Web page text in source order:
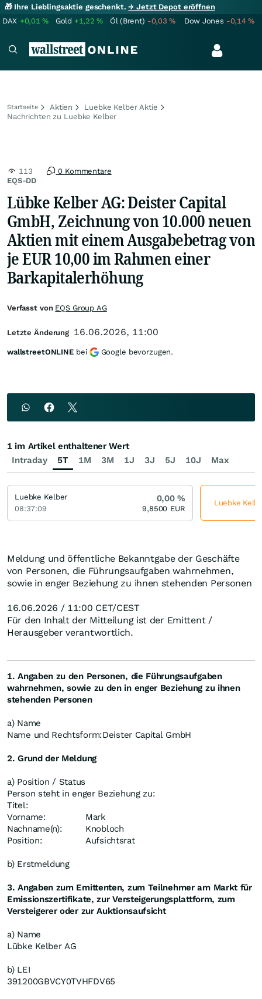
🎁 Ihre Lieblingsaktie geschenkt.→ Jetzt Depot eröffnen
DAX +0,01% Gold +1,22% Öl (Brent) -0,03% Dow Jones -0,14%
Startseite Aktien
Luebke Kelber Aktie
Nachrichten zu Luebke Kelber
EQS-DD
113 0 Kommentare
Lübke Kelber AG: Deister Capital
GmbH, Zeichnung von 10.000 neuen
Aktien mit einem Ausgabebetrag von
je EUR 10,00 im Rahmen einer
Barkapitalerhöhung
Meldung und öffentliche Bekanntgabe der Geschäfte
von Personen, die Führungsaufgaben wahrnehmen,
sowie in enger Beziehung zu ihnen stehenden Personen
16.06.2026 / 11:00 CET/CEST
Für den Inhalt der Mitteilung ist der Emittent /
Herausgeber verantwortlich.
1. Angaben zu den Personen, die Führungsaufgaben
wahrnehmen, sowie zu den in enger Beziehung zu ihnen
stehenden Personen
a) Name
Name und Rechtsform:Deister Capital GmbH
2. Grund der Meldung
a) Position / Status
Person steht in enger Beziehung zu:
Titel:
Vorname:
Mark
Nachname(n):
Knobloch
Position:
Aufsichtsrat
b) Erstmeldung
3. Angaben zum Emittenten, zum Teilnehmer am Markt für
Emissionszertifikate, zur Versteigerungsplattform, zum
Versteigerer oder zur Auktionsaufsicht
a) Name
Lübke Kelber AG
b) LEI
391200GBVCY0TVHFDV65
Verfasst von EQS Group AG
Letzte Änderung 16.06.2026, 11:00
wallstreetONLINE bei Google bevorzugen.
Intraday 5T 1M 3M 1J 3J 5J 10J Max
1 im Artikel enthaltener Wert
Luebke Kelber
08:37:09
0,00%
9,8500 EUR
Luebke